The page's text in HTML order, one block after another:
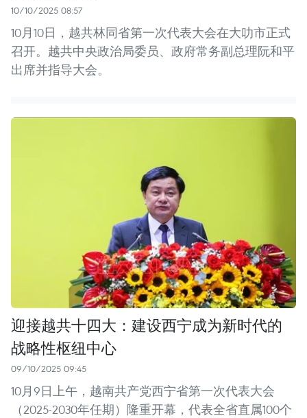
10/10/2025 08:57
10月10日，越共林同省第一次代表大会在大叻市正式
召开。越共中央政治局委员、政府常务副总理阮和平
出席并指导大会。
迎接越共十四大：建设西宁成为新时代的
战略性枢纽中心
09/10/2025 09:45
10月9日上午，越南共产党西宁省第一次代表大会
（2025-2030年任期）隆重开幕，代表全省直属100个